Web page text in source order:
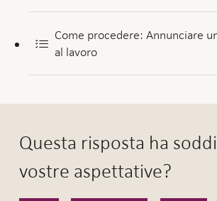
Come procedere: Annunciare
al lavoro
Questa risposta ha
vostre aspettative?